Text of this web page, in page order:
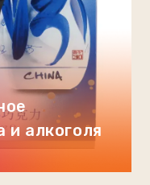
и алкоголя